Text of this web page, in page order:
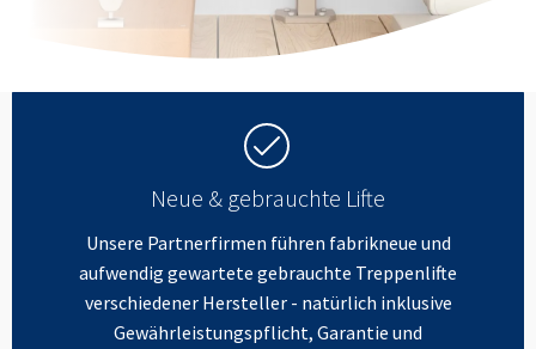
Neue & gebrauchte Lifte
Unsere Partnerfirmen führen fabrikneue und
aufwendig gewartete gebrauchte Treppenlifte
verschiedener Hersteller - natürlich inklusive
Gewährleistungspflicht, Garantie und